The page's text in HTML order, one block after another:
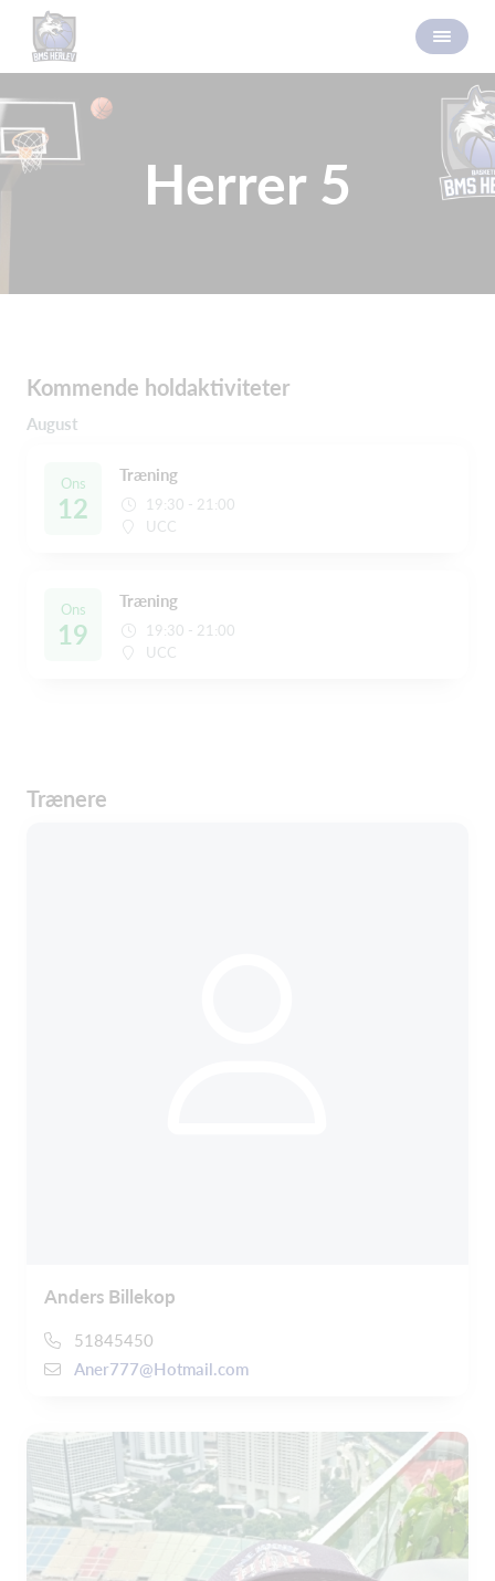
Herrer 5
Kommende holdaktiviteter
August
Ons
12
Træning
19:30 - 21:00
UCC
Ons
19
Træning
19:30 - 21:00
UCC
Trænere
Anders Billekop
51845450
Aner777@Hotmail.com